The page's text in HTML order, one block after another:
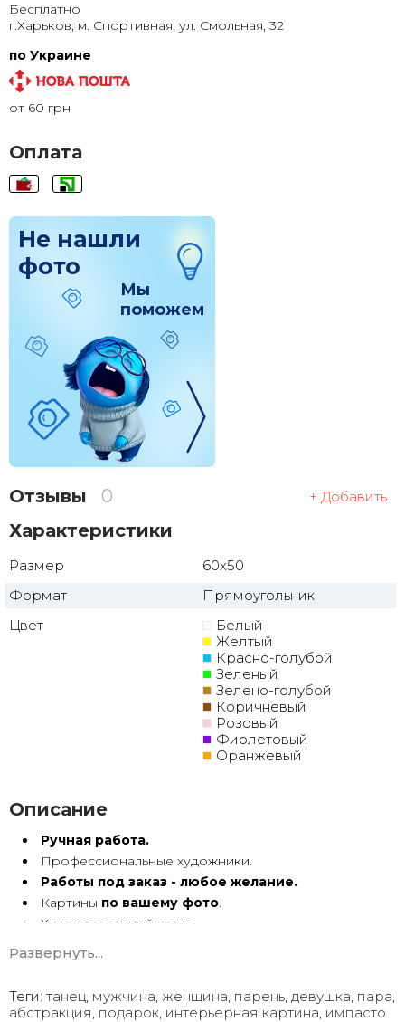
Бесплатно
г.Харьков, м. Спортивная, ул. Смольная, 32
по Украине
от 60 грн
Оплата
Не нашли
фото
Мы
поможем
Отзывы 0 + Добавить
Характеристики
Размер
60x50
Формат
Прямоугольник
Цвет
Белый
Желтый
Красно-голубой
Зеленый
Зелено-голубой
Коричневый
Розовый
Фиолетовый
Оранжевый
Описание
Ручная работа.
Профессиональные художники.
Работы под заказ - любое желание.
Картины по вашему фото.
Художественный холст.
Подрамник.
Картины ручной работы имеют особую энергетику. Они
Развернуть...
Теги: танец, мужчина, женщина, парень, девушка, пара,
абстракция, подарок, интерьерная картина, импасто